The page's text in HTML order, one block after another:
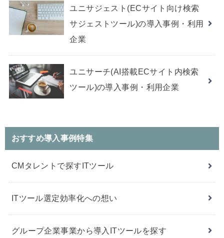
ユニサジェスト(ECサイト向け検索
サジェストツール)の導入事例・利用
企業
ユニサーチ(AI搭載ECサイト内検索
ツール)の導入事例・利用企業
おすすめ導入事例特集
CMタレントで探すITツール
ITツール選定効率化への想い
グループ企業事業から導入ITツールを探す